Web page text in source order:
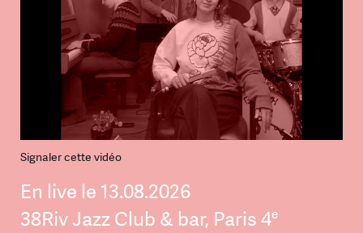
Signaler cette vidéo
En live le 13.08.2026
38Riv Jazz Club & bar, Paris 4e